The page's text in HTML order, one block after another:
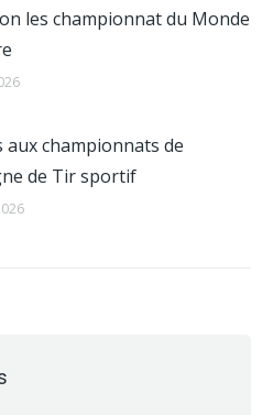
les championnat du Monde
aux championnats de
de Tir sportif